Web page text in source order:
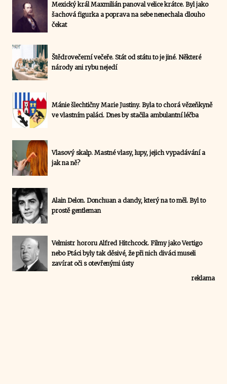
Mexický král Maxmilián panoval velice krátce. Byl jako
šachová figurka a poprava na sebe nenechala dlouho
čekat
Štědrovečerní večeře. Stát od státu to je jiné. Některé
národy ani rybu nejedí
Mánie šlechtičny Marie Justiny. Byla to chorá vězeňkyně
ve vlastním paláci. Dnes by stačila ambulantní léčba
Vlasový skalp. Mastné vlasy, lupy, jejich vypadávání a
jak na ně?
Alain Delon. Donchuan a dandy, který na to měl. Byl to
prostě gentleman
Velmistr hororu Alfred Hitchcock. Filmy jako Vertigo
nebo Ptáci byly tak děsivé, že při nich diváci museli
zavírat oči s otevřenými ústy
reklama